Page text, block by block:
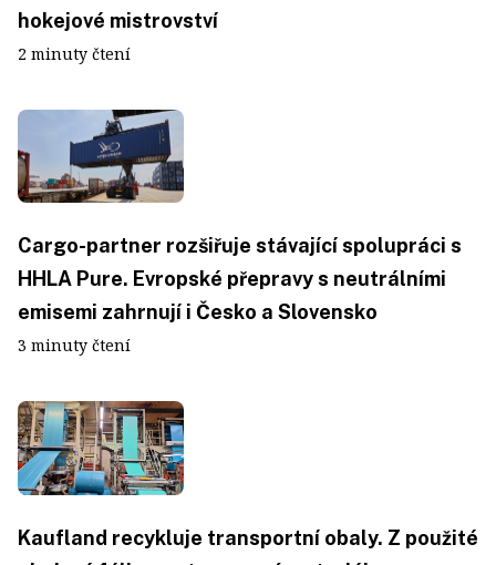
hokejové mistrovství
2 minuty čtení
Cargo-partner rozšiřuje stávající spolupráci s
HHLA Pure. Evropské přepravy s neutrálními
emisemi zahrnují i Česko a Slovensko
3 minuty čtení
Kaufland recykluje transportní obaly. Z použité